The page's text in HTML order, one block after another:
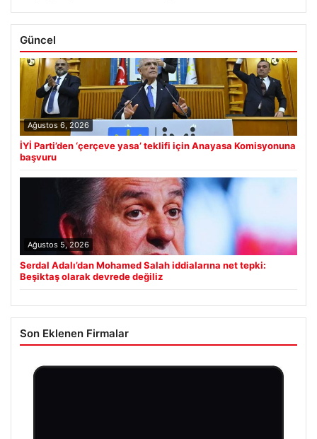
Güncel
Ağustos 6, 2026
İYİ Parti’den ‘çerçeve yasa’ teklifi için Anayasa Komisyonuna
başvuru
Ağustos 5, 2026
Serdal Adalı’dan Mohamed Salah iddialarına net tepki:
Beşiktaş olarak devrede değiliz
Son Eklenen Firmalar